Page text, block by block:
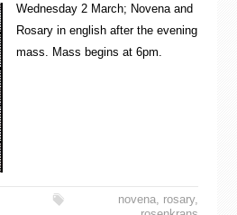
Wednesday 2 March; Novena and
Rosary in english after the evening
mass. Mass begins at 6pm.
novena, rosary,